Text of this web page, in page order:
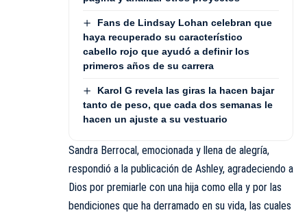
Fans de Lindsay Lohan celebran que
haya recuperado su característico
cabello rojo que ayudó a definir los
primeros años de su carrera
Karol G revela las giras la hacen bajar
tanto de peso, que cada dos semanas le
hacen un ajuste a su vestuario
Sandra Berrocal, emocionada y llena de alegría,
respondió a la publicación de Ashley, agradeciendo a
Dios por premiarle con una hija como ella y por las
bendiciones que ha derramado en su vida, las cuales